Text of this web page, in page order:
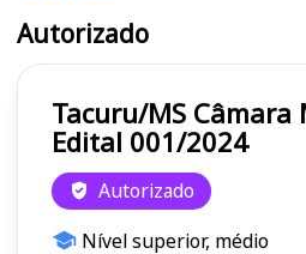
Autorizado
Tacuru/MS Câmara Municipal -
Edital 001/2024
Autorizado
Nível superior, médio